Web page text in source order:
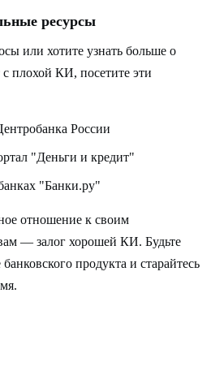
ресурсы
или хотите узнать больше о
плохой КИ, посетите эти
России
"Деньги и кредит"
"Банки.ру"
отношение к своим
— залог хорошей КИ. Будьте
продукта и старайтесь